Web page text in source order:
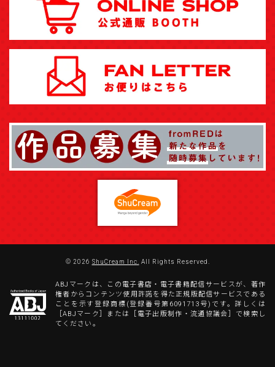
© 2026 ShuCream Inc. All Rights Reserved.
ABJマークは、この電子書店・電子書籍配信サービスが、著作
権者からコンテンツ使用許諾を得た正規版配信サービスである
ことを示す登録商標(登録番号第6091713号)です。詳しくは
［ABJマーク］または［電子出版制作・流通協議会］で検索し
てください。